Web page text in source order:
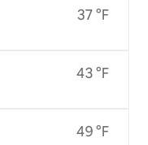
37 °F
43 °F
49 °F